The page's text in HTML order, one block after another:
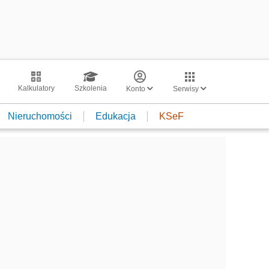
Kalkulatory Szkolenia Konto Serwisy
Nieruchomości Edukacja KSeF